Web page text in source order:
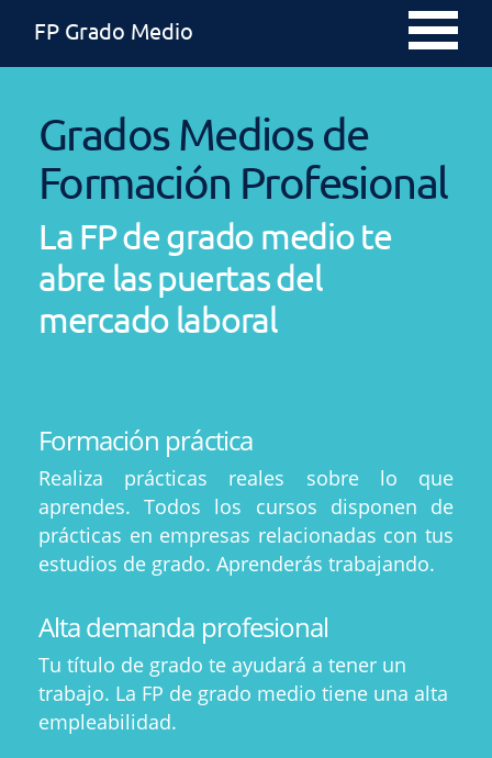
FP Grado Medio
Grados Medios de
Formación Profesional
La FP de grado medio te
abre las puertas del
mercado laboral
Formación práctica
Realiza prácticas reales sobre lo que
aprendes. Todos los cursos disponen de
prácticas en empresas relacionadas con tus
estudios de grado. Aprenderás trabajando.
Alta demanda profesional
Tu título de grado te ayudará a tener un
trabajo. La FP de grado medio tiene una alta
empleabilidad.